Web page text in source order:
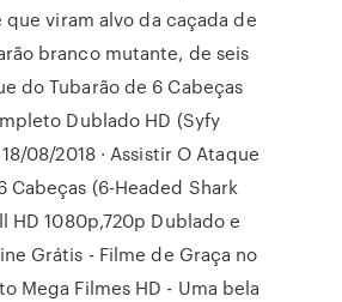
que viram alvo da caçada de
branco mutante, de seis
do Tubarão de 6 Cabeças
Dublado HD (Syfy
08/2018 · Assistir O Ataque
Cabeças (6-Headed Shark
HD 1080p,720p Dublado e
Grátis - Filme de Graça no
Mega Filmes HD - Uma bela